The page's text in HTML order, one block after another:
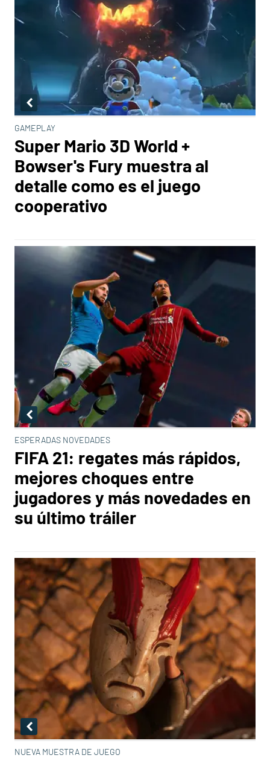
GAMEPLAY
Super Mario 3D World +
Bowser's Fury muestra al
detalle como es el juego
cooperativo
ESPERADAS NOVEDADES
FIFA 21: regates más rápidos,
mejores choques entre
jugadores y más novedades en
su último tráiler
NUEVA MUESTRA DE JUEGO